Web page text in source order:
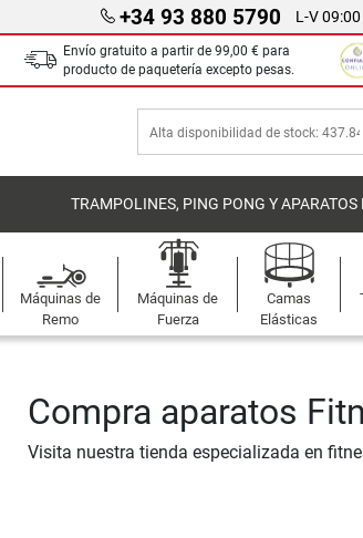
+34 93 880 5790 L-V
Envío gratuito a partir de 99,00 € para
producto de paquetería excepto pesas.
TRAMPOLINES, PING PONG Y APARATOS
Máquinas de
Remo
Máquinas de
Fuerza
Camas
Elásticas
Compra aparatos
Visita nuestra tienda especializada en